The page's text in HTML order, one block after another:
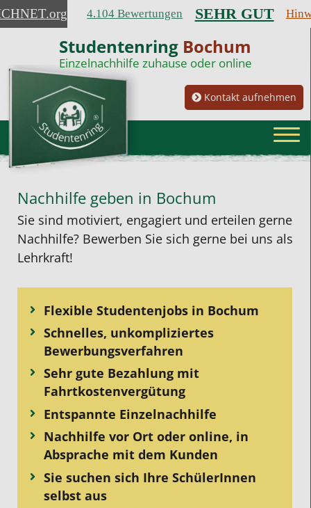
.org 4.104 Bewertungen SEHR GUT
Studentenring Bochum
Einzelnachhilfe zuhause oder online
Kontakt aufnehmen
Nachhilfe geben in Bochum
Sie sind motiviert, engagiert und erteilen gerne
Nachhilfe? Bewerben Sie sich gerne bei uns als
Lehrkraft!
Flexible Studentenjobs in Bochum
Schnelles, unkompliziertes
Bewerbungsverfahren
Sehr gute Bezahlung mit
Fahrtkostenvergütung
Entspannte Einzelnachhilfe
Nachhilfe vor Ort oder online, in
Absprache mit dem Kunden
Sie suchen sich Ihre SchülerInnen
selbst aus